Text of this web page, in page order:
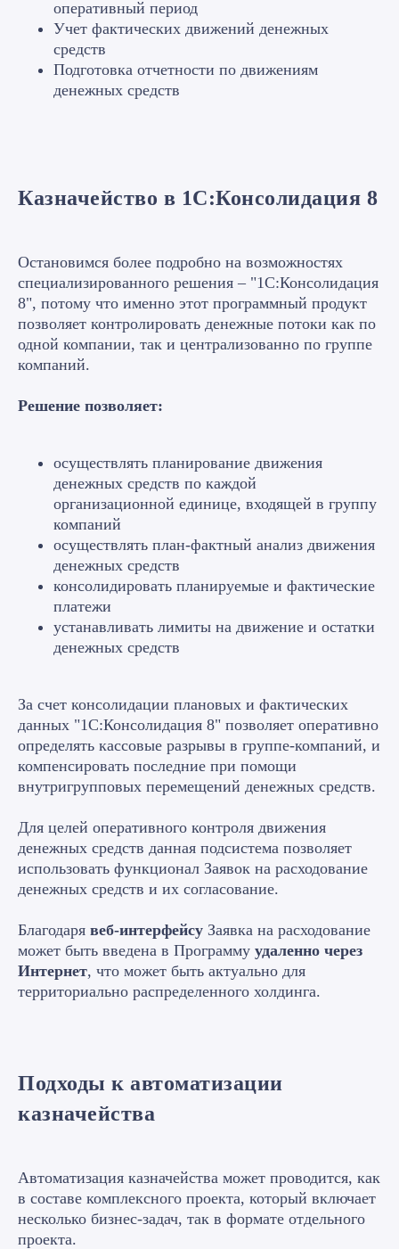
оперативный период
Учет фактических движений денежных
средств
Подготовка отчетности по движениям
денежных средств
Казначейство в 1С:Консолидация 8
Остановимся более подробно на возможностях
специализированного решения – "1С:Консолидация
8", потому что именно этот программный продукт
позволяет контролировать денежные потоки как по
одной компании, так и централизованно по группе
компаний.
Решение позволяет:
осуществлять планирование движения
денежных средств по каждой
организационной единице, входящей в группу
компаний
осуществлять план-фактный анализ движения
денежных средств
консолидировать планируемые и фактические
платежи
устанавливать лимиты на движение и остатки
денежных средств
За счет консолидации плановых и фактических
данных "1С:Консолидация 8" позволяет оперативно
определять кассовые разрывы в группе-компаний, и
компенсировать последние при помощи
внутригрупповых перемещений денежных средств.
Для целей оперативного контроля движения
денежных средств данная подсистема позволяет
использовать функционал Заявок на расходование
денежных средств и их согласование.
Благодаря веб-интерфейсу Заявка на расходование
может быть введена в Программу удаленно через
Интернет, что может быть актуально для
территориально распределенного холдинга.
Подходы к автоматизации
казначейства
Автоматизация казначейства может проводится, как
в составе комплексного проекта, который включает
несколько бизнес-задач, так в формате отдельного
проекта.
Читайте статьи от
наших экспертов
Наши эксперты
бесплатную
консультацию
и получите готовое
Готовое решение